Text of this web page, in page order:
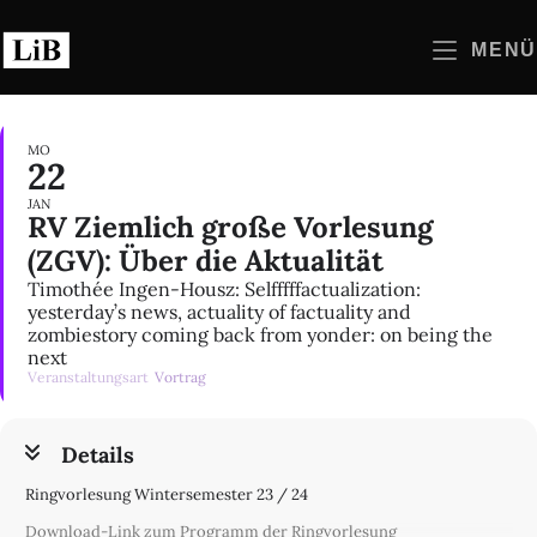
Inhalt
springen
MENÜ
MO
22
JAN
RV Ziemlich große Vorlesung
(ZGV): Über die Aktualität
Timothée Ingen-Housz: Selfffffactualization:
yesterday’s news, actuality of factuality and
zombiestory coming back from yonder: on being the
next
Veranstaltungsart Vortrag
Details
Ringvorlesung Wintersemester 23 / 24
Download-Link zum Programm der Ringvorlesung